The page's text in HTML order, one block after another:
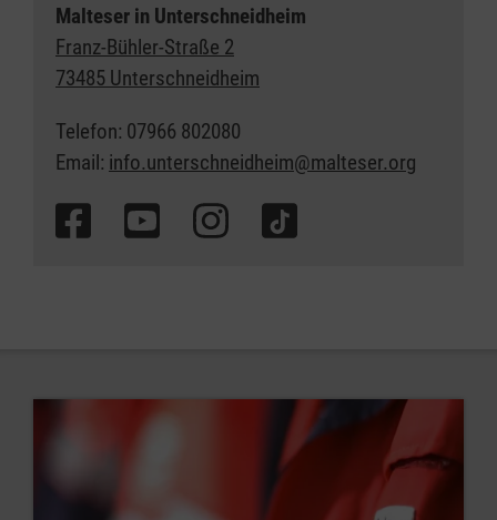
Malteser in Unterschneidheim
Franz-Bühler-Straße 2
73485 Unterschneidheim
Telefon: 07966 802080
Email: info.unterschneidheim@malteser.org